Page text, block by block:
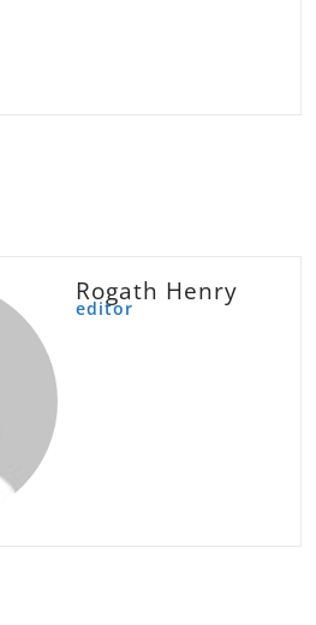
Rogath Henry
editor